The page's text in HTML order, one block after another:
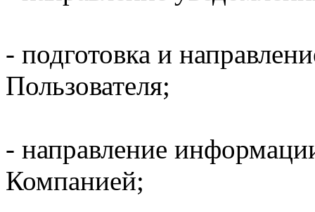
- подготовка и
Пользователя;
- направление
Компанией;